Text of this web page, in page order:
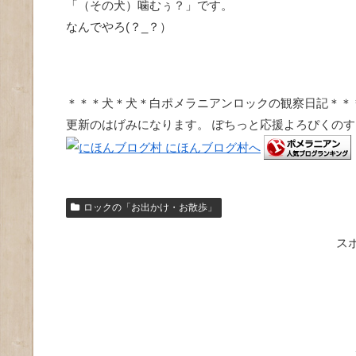
「（その犬）噛むぅ？」です。
なんでやろ(？_？）
＊＊＊犬＊犬＊白ポメラニアンロックの観察日記＊＊
更新のはげみになります。 ぽちっと応援よろぴくのす
ロックの「お出かけ・お散歩」
ス